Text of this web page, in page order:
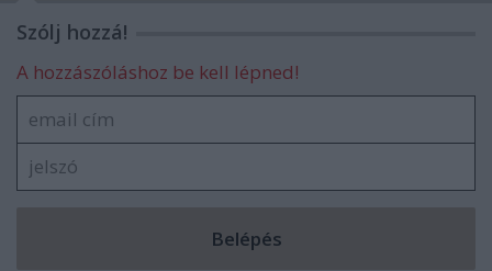
Szólj hozzá!
A hozzászóláshoz be kell lépned!